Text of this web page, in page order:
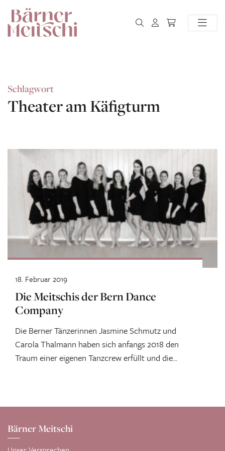
Schlagwort
Theater am Käfigturm
Die Meitschis der Bern Dance
Company
Die Berner Tänzerinnen Jasmine Schmutz und
Carola Thalmann haben sich anfangs 2018 den
Traum einer eigenen Tanzcrew erfüllt und die...
18. Februar 2019
Bärner Meitschi